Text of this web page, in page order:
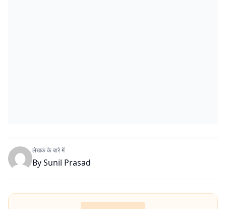
लेखक के बारे में
BySunil Prasad